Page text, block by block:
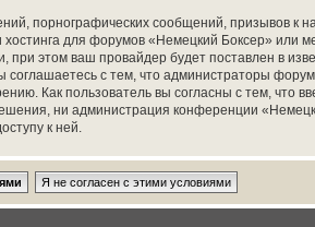
порнографических сообщений, призывов к
для форумов «Немецкий Боксер»
этом ваш провайдер будет поставлен в
с тем, что администраторы
Как пользователь вы согласны с тем, что
ни администрация конференции
к ней.